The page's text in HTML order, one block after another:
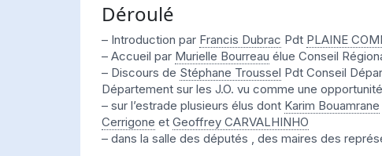
Déroulé
– Introduction par Francis Dubrac Pdt PLAINE
– Accueil par Murielle Bourreau élue Conseil
– Discours de Stéphane Troussel Pdt Conseil
Département sur les J.O. vu comme une
– sur l’estrade plusieurs élus dont Karim Bouamrane
Cerrigone et Geoffrey CARVALHINHO
– dans la salle des députés , des maires des